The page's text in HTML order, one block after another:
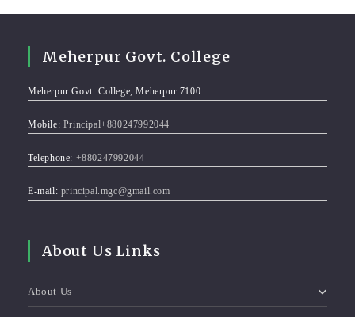
Meherpur Govt. College
Meherpur Govt. College, Meherpur 7100
Mobile: Principal+880247992044
Telephone: +880247992044
E-mail: principal.mgc@gmail.com
About Us Links
About Us